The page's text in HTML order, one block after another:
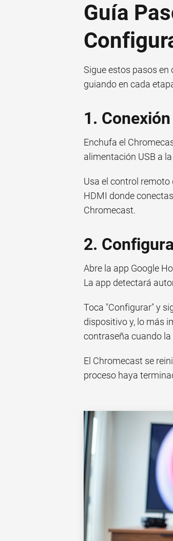
Guía
Sigue estos pasos en
guiando en cada
1.
Enchufa el
alimentación USB a
Usa el control
HDMI donde
Chromecast.
2.
Abre la app Google
La app detectará
Toca "Configurar" y
dispositivo y, lo más
contraseña cuando la
El Chromecast se
proceso haya